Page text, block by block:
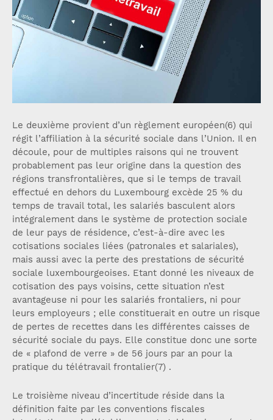
Le deuxième provient d’un règlement européen(6) qui
régit l’affiliation à la sécurité sociale dans l’Union. Il en
découle, pour de multiples raisons qui ne trouvent
probablement pas leur origine dans la question des
régions transfrontalières, que si le temps de travail
effectué en dehors du Luxembourg excède 25 % du
temps de travail total, les salariés basculent alors
intégralement dans le système de protection sociale
de leur pays de résidence, c’est-à-dire avec les
cotisations sociales liées (patronales et salariales),
mais aussi avec la perte des prestations de sécurité
sociale luxembourgeoises. Etant donné les niveaux de
cotisation des pays voisins, cette situation n’est
avantageuse ni pour les salariés frontaliers, ni pour
leurs employeurs ; elle constituerait en outre un risque
de pertes de recettes dans les différentes caisses de
sécurité sociale du pays. Elle constitue donc une sorte
de « plafond de verre » de 56 jours par an pour la
pratique du télétravail frontalier(7) .
Le troisième niveau d’incertitude réside dans la
définition faite par les conventions fiscales